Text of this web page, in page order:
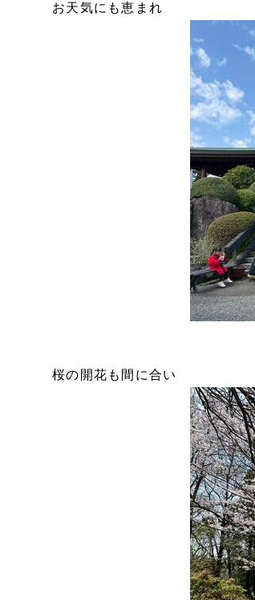
お天気にも恵まれ
桜の開花も間に合い